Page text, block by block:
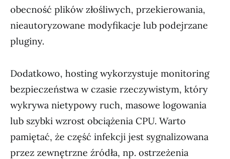
obecność plików złośliwych, przekierowania,
nieautoryzowane modyfikacje lub podejrzane
pluginy.
Dodatkowo, hosting wykorzystuje monitoring
bezpieczeństwa w czasie rzeczywistym, który
wykrywa nietypowy ruch, masowe logowania
lub szybki wzrost obciążenia CPU. Warto
pamiętać, że część infekcji jest sygnalizowana
przez zewnętrzne źródła, np. ostrzeżenia